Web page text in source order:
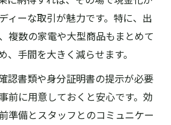
ィーな取引が魅力です。特に、出
複数の家電や大型商品もまとめて
、手間を大きく減らせます。
認書類や身分証明書の提示が必要
前に用意しておくと安心です。効
準備とスタッフとのコミュニケー